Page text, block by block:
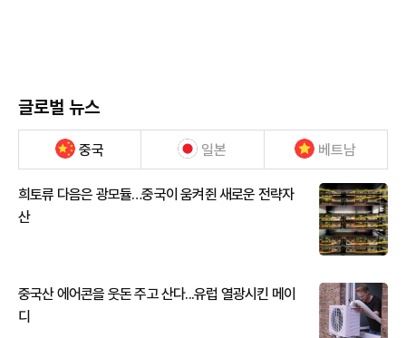
글로벌 뉴스
중국 일본 베트남
희토류 다음은 광모듈…중국이 움켜쥔 새로운 전략자
산
중국산 에어콘을 웃돈 주고 산다...유럽 열광시킨 메이
디